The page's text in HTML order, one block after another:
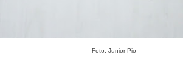
Foto: Junior Pio